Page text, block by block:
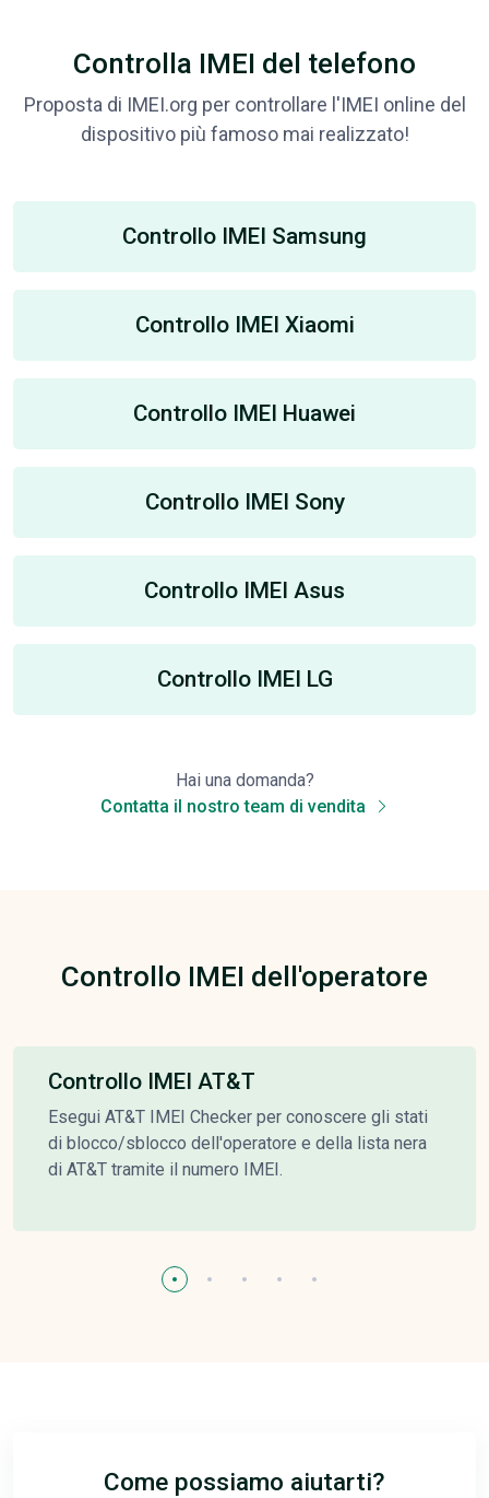
Controlla IMEI del telefono
Proposta di IMEI.org per controllare l'IMEI online del
dispositivo più famoso mai realizzato!
Controllo IMEI Samsung
Controllo IMEI Xiaomi
Controllo IMEI Huawei
Controllo IMEI Sony
Controllo IMEI Asus
Controllo IMEI LG
Hai una domanda?
Contatta il nostro team di vendita
Controllo IMEI dell'operatore
Controllo IMEI AT&T
Esegui AT&T IMEI Checker per conoscere gli stati
di blocco/sblocco dell'operatore e della lista nera
di AT&T tramite il numero IMEI.
Come possiamo aiutarti?